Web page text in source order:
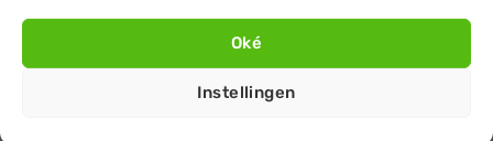
Oké
Instellingen
draagt ook nog eens bij aan een beter milieu!
Jouw kerstboom in slechts 3 minuten